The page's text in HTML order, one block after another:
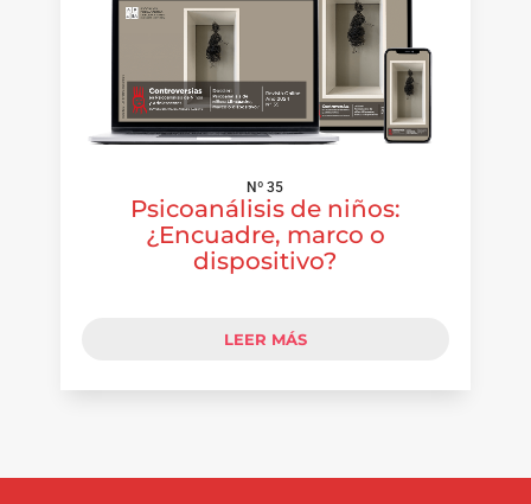
Nº 35
Psicoanálisis de niños:
¿Encuadre, marco o
dispositivo?
LEER MÁS